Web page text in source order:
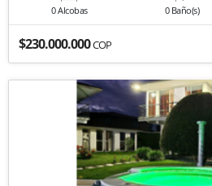
0 Alcobas 0 Baño(s)
$230.000.000COP